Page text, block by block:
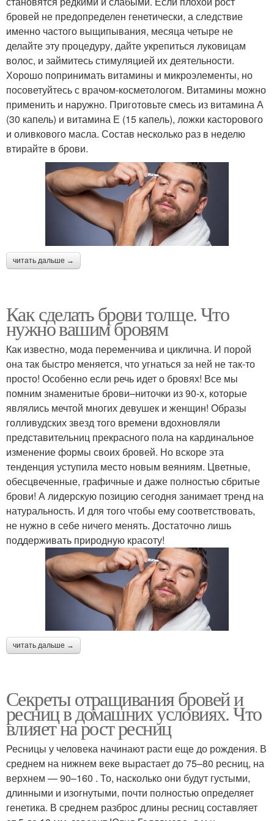
бровей не предопределен генетически, а следствие
именно частого выщипывания, месяца четыре не
делайте эту процедуру, дайте укрепиться луковицам
волос, и займитесь стимуляцией их деятельности.
Хорошо попринимать витамины и микроэлементы, но
посоветуйтесь с врачом-косметологом. Витамины можно
применить и наружно. Приготовьте смесь из витамина А
(30 капель) и витамина Е (15 капель), ложки касторового
и оливкового масла. Состав несколько раз в неделю
втирайте в брови.
читать дальше →
Как сделать брови толще. Что
нужно вашим бровям
Как известно, мода переменчива и циклична. И порой
она так быстро меняется, что угнаться за ней не так-то
просто! Особенно если речь идет о бровях! Все мы
помним знаменитые брови–ниточки из 90-х, которые
являлись мечтой многих девушек и женщин! Образы
голливудских звезд того времени вдохновляли
представительниц прекрасного пола на кардинальное
изменение формы своих бровей. Но вскоре эта
тенденция уступила место новым веяниям. Цветные,
обесцвеченные, графичные и даже полностью сбритые
брови! А лидерскую позицию сегодня занимает тренд на
натуральность. И для того чтобы ему соответствовать,
не нужно в себе ничего менять. Достаточно лишь
поддерживать природную красоту!
читать дальше →
Секреты отращивания бровей и
ресниц в домашних условиях. Что
влияет на рост ресниц
Ресницы у человека начинают расти еще до рождения. В
среднем на нижнем веке вырастает до 75–80 ресниц, на
верхнем — 90–160 . То, насколько они будут густыми,
длинными и изогнутыми, почти полностью определяет
генетика. В среднем разброс длины ресниц составляет